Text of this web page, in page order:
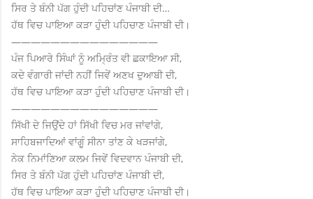
ਸਿਰ ਤੇ ਬੰਨੀ ਪੱਗ ਹੁੰਦੀ ਪਹਿਚਾਂਣ ਪੰਜਾਬੀ ਦੀ…
ਹੱਥ ਵਿਚ ਪਾਇਆ ਕੜਾ ਹੁੰਦੀ ਪਹਿਚਾਣ ਪੰਜਾਬੀ ਦੀ।
———————————————
ਪੰਜ ਪਿਆਰੇ ਸਿੰਘਾਂ ਨੂੰ ਅਮ੍ਰਿੰਤ ਵੀ ਛਕਾਇਆ ਸੀ,
ਕਦੇ ਵੰਗਾਰੀ ਜਾਂਦੀ ਨਹੀਂ ਜਿਵੇਂ ਅਣਖ ਦੁਆਬੀ ਦੀ,
ਹੱਥ ਵਿਚ ਪਾਇਆ ਕੜਾ ਹੁੰਦੀ ਪਹਿਚਾਣ ਪੰਜਾਬੀ ਦੀ।
———————————————
ਸਿੱਖੀ ਦੇ ਜਿਉਂਦੇ ਹਾਂ ਸਿੱਖੀ ਵਿਚ ਮਰ ਜਾਂਵਾਂਗੇ,
ਸਾਹਿਬਜਾਦਿਆਂ ਵਾਂਗੂੰ ਸੀਨਾ ਤਾਂਣ ਕੇ ਖੜਜਾਂਗੇ,
ਨੇਕ ਨਿਮਾਂਣਿਆ ਕਲਮ ਜਿਵੇਂ ਵਿਦਵਾਨ ਪੰਜਾਬੀ ਦੀ,
ਸਿਰ ਤੇ ਬੰਨੀ ਪੱਗ ਹੁੰਦੀ ਪਹਿਚਾਂਣ ਪੰਜਾਬੀ ਦੀ,
ਹੱਥ ਵਿਚ ਪਾਇਆ ਕੜਾ ਹੁੰਦੀ ਪਹਿਚਾਣ ਪੰਜਾਬੀ ਦੀ।